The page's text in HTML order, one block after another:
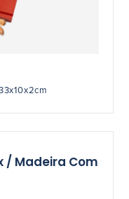
/ Madeira Com